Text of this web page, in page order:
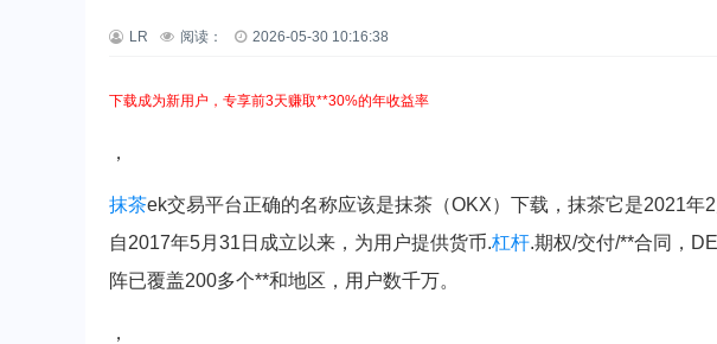
LR 阅读： 2026-05-30 10:16:38
下载成为新用户，专享前3天赚取**30%的年收益率
，
抹茶ek交易平台正确的名称应该是抹茶（OKX）下载，抹茶它是2021年
自2017年5月31日成立以来，为用户提供货币.杠杆.期权/交付/**合同，
阵已覆盖200多个**和地区，用户数千万。
，